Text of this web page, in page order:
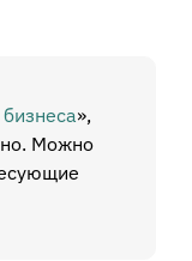
»,
Можно